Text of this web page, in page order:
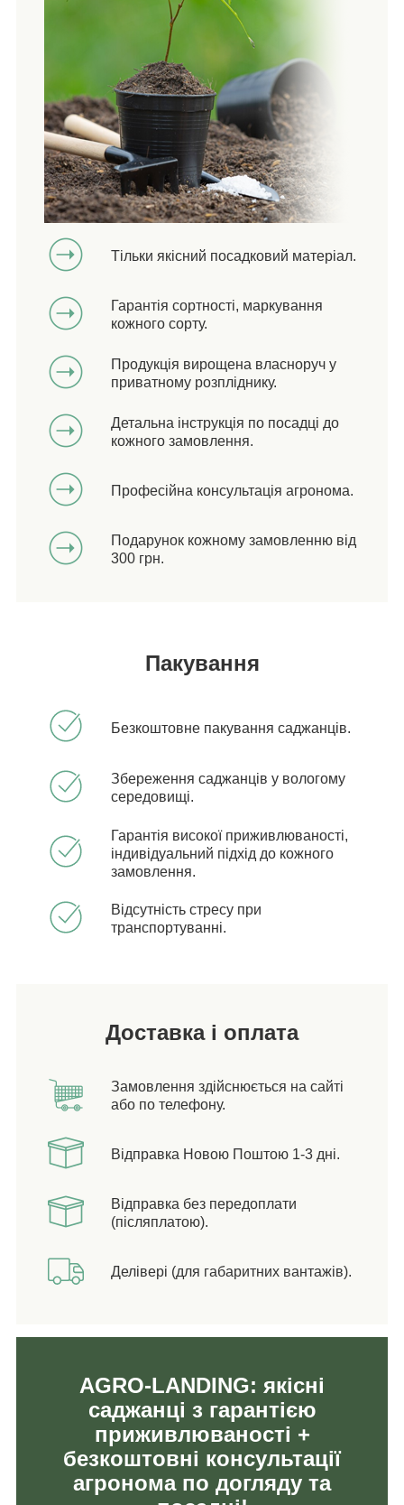
Тільки якісний посадковий матеріал.
Гарантія сортності, маркування
кожного сорту.
Продукція вирощена власноруч у
приватному розпліднику.
Детальна інструкція по посадці до
кожного замовлення.
Професійна консультація агронома.
Подарунок кожному замовленню від
300 грн.
Пакування
Безкоштовне пакування саджанців.
Збереження саджанців у вологому
середовищі.
Гарантія високої приживлюваності,
індивідуальний підхід до кожного
замовлення.
Відсутність стресу при
транспортуванні.
Доставка і оплата
Замовлення здійснюється на сайті
або по телефону.
Відправка Новою Поштою 1-3 дні.
Відправка без передоплати
(післяплатою).
Делівері (для габаритних вантажів).
AGRO-LANDING: якісні
саджанці з гарантією
приживлюваності +
безкоштовні консультації
агронома по догляду та